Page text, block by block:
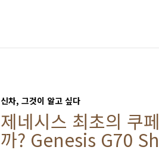
신차, 그것이 알고 싶다
제네시스 최초의 쿠
까? Genesis G70